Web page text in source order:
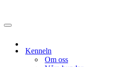
Navigeringsmeny
Kenneln
Om oss